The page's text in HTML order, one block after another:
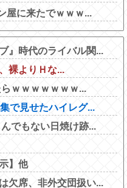
屋に来たでｗｗｗ...
』時代のライバル関...
裸よりＨな...
ｗｗｗｗｗｗｗ...
で見せたハイレグ...
でもない日焼け跡...
】他
欠席、非外交団扱い...